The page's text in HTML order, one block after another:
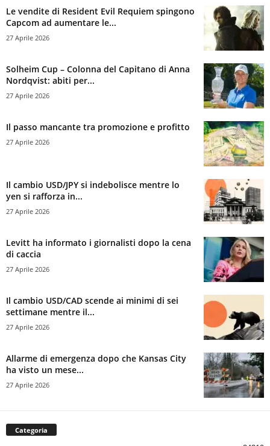
Le vendite di Resident Evil Requiem spingono
Capcom ad aumentare le...
27 Aprile 2026
Solheim Cup – Colonna del Capitano di Anna
Nordqvist: abiti per...
27 Aprile 2026
Il passo mancante tra promozione e profitto
27 Aprile 2026
Il cambio USD/JPY si indebolisce mentre lo
yen si rafforza in...
27 Aprile 2026
Levitt ha informato i giornalisti dopo la cena
di caccia
27 Aprile 2026
Il cambio USD/CAD scende ai minimi di sei
settimane mentre il...
27 Aprile 2026
Allarme di emergenza dopo che Kansas City
ha visto un mese...
27 Aprile 2026
Categoria